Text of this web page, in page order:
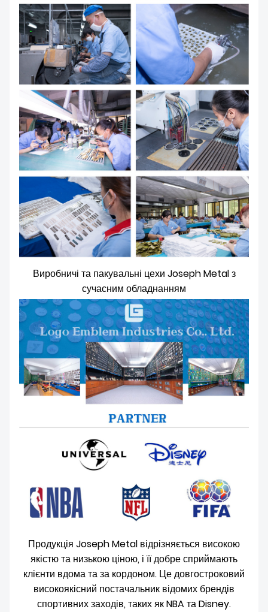
Виробничі та пакувальні цехи Joseph Metal з
сучасним обладнанням
Продукція Joseph Metal відрізняється високою
якістю та низькою ціною, і її добре сприймають
клієнти вдома та за кордоном. Це довгостроковий
високоякісний постачальник відомих брендів
спортивних заходів, таких як NBA та Disney.